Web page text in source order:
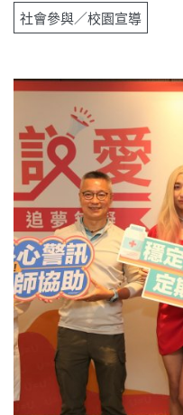
社會參與／校園宣導